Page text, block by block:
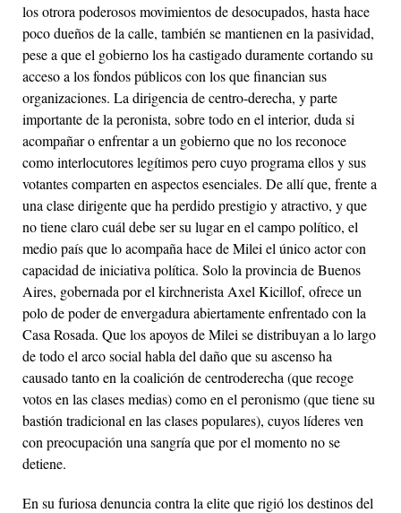
los otrora poderosos movimientos de desocupados, hasta hace
poco dueños de la calle, también se mantienen en la pasividad,
pese a que el gobierno los ha castigado duramente cortando su
acceso a los fondos públicos con los que financian sus
organizaciones. La dirigencia de centro-derecha, y parte
importante de la peronista, sobre todo en el interior, duda si
acompañar o enfrentar a un gobierno que no los reconoce
como interlocutores legítimos pero cuyo programa ellos y sus
votantes comparten en aspectos esenciales. De allí que, frente a
una clase dirigente que ha perdido prestigio y atractivo, y que
no tiene claro cuál debe ser su lugar en el campo político, el
medio país que lo acompaña hace de Milei el único actor con
capacidad de iniciativa política. Solo la provincia de Buenos
Aires, gobernada por el kirchnerista Axel Kicillof, ofrece un
polo de poder de envergadura abiertamente enfrentado con la
Casa Rosada. Que los apoyos de Milei se distribuyan a lo largo
de todo el arco social habla del daño que su ascenso ha
causado tanto en la coalición de centroderecha (que recoge
votos en las clases medias) como en el peronismo (que tiene su
bastión tradicional en las clases populares), cuyos líderes ven
con preocupación una sangría que por el momento no se
detiene.
En su furiosa denuncia contra la elite que rigió los destinos del